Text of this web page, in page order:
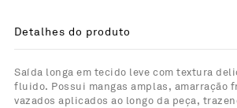
Detalhes do produto
Saída longa em tecido leve com textura
fluido. Possui mangas amplas, amarração
vazados aplicados ao longo da peça,